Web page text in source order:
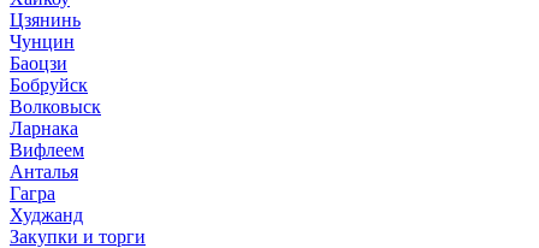
Цзянинь
Чунцин
Баоцзи
Бобруйск
Волковыск
Ларнака
Вифлеем
Анталья
Гагра
Худжанд
Закупки и торги